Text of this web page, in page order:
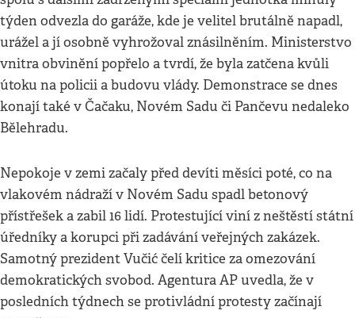
týden odvezla do garáže, kde je velitel brutálně napadl,
urážel a jí osobně vyhrožoval znásilněním. Ministerstvo
vnitra obvinění popřelo a tvrdí, že byla zatčena kvůli
útoku na policii a budovu vlády. Demonstrace se dnes
konají také v Čačaku, Novém Sadu či Pančevu nedaleko
Bělehradu.
Nepokoje v zemi začaly před devíti měsíci poté, co na
vlakovém nádraží v Novém Sadu spadl betonový
přístřešek a zabil 16 lidí. Protestující viní z neštěstí státní
úředníky a korupci při zadávání veřejných zakázek.
Samotný prezident Vučić čelí kritice za omezování
demokratických svobod. Agentura AP uvedla, že v
posledních týdnech se protivládní protesty začínají